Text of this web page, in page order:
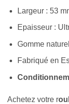
Largeur : 53
Epaisseur :
Gomme
Fabriqué en
Achetez votre r